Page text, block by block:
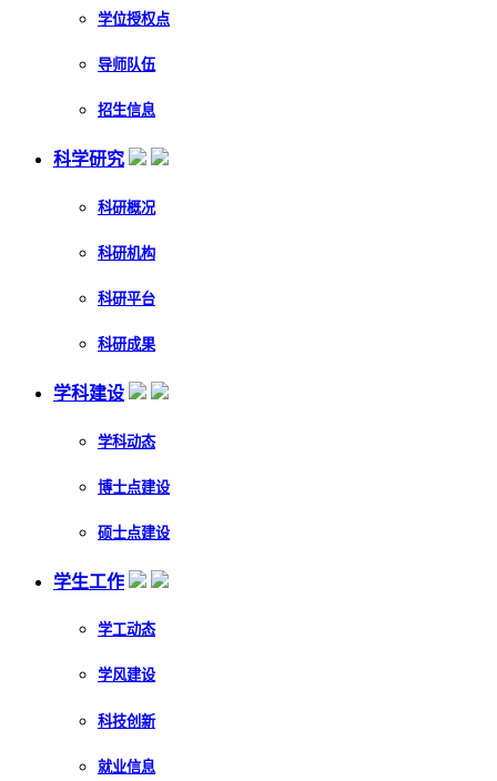
学位授权点
导师队伍
招生信息
科学研究
科研概况
科研机构
科研平台
科研成果
学科建设
学科动态
博士点建设
硕士点建设
学生工作
学工动态
学风建设
科技创新
就业信息